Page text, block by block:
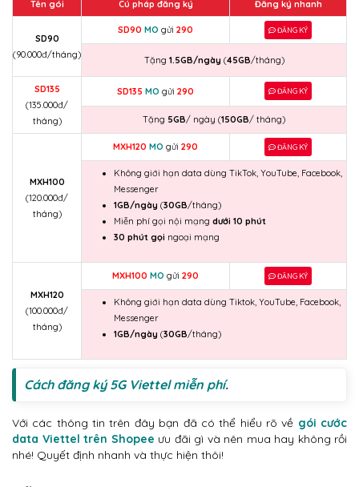
Tên gói Cú pháp đăng ký Đăng ký nhanh
SD90
(90.000đ/tháng)
SD90 MO gửi 290 ĐĂNG KÝ
Tặng 1.5GB/ngày (45GB/tháng)
SD135
(135.000đ/
tháng)
SD135 MO gửi 290 ĐĂNG KÝ
Tặng 5GB/ ngày (150GB/ tháng)
MXH100
(120.000đ/
tháng)
MXH120 MO gửi 290 ĐĂNG KÝ
Không giới hạn data dùng TikTok, YouTube, Facebook,
Messenger
1GB/ngày (30GB/tháng)
Miễn phí gọi nội mạng dưới 10 phút
30 phút gọi ngoại mạng
MXH120
(100.000đ/
tháng)
MXH100 MO gửi 290 ĐĂNG KÝ
Không giới hạn data dùng Tiktok, YouTube, Facebook,
Messenger
1GB/ngày (30GB/tháng)
Cách đăng ký 5G Viettel miễn phí.
Với các thông tin trên đây bạn đã có thể hiểu rõ về gói cước
data Viettel trên Shopee ưu đãi gì và nên mua hay không rồi
nhé! Quyết định nhanh và thực hiện thôi!